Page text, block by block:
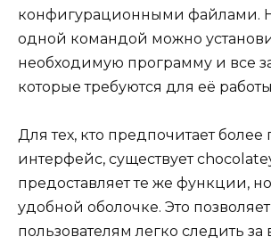
конфигурационными файлами.
одной командой можно
необходимую программу и все
которые требуются для её
Для тех, кто предпочитает
интерфейс, существует
предоставляет те же функции,
удобной оболочке. Это позволяет
пользователям легко следить